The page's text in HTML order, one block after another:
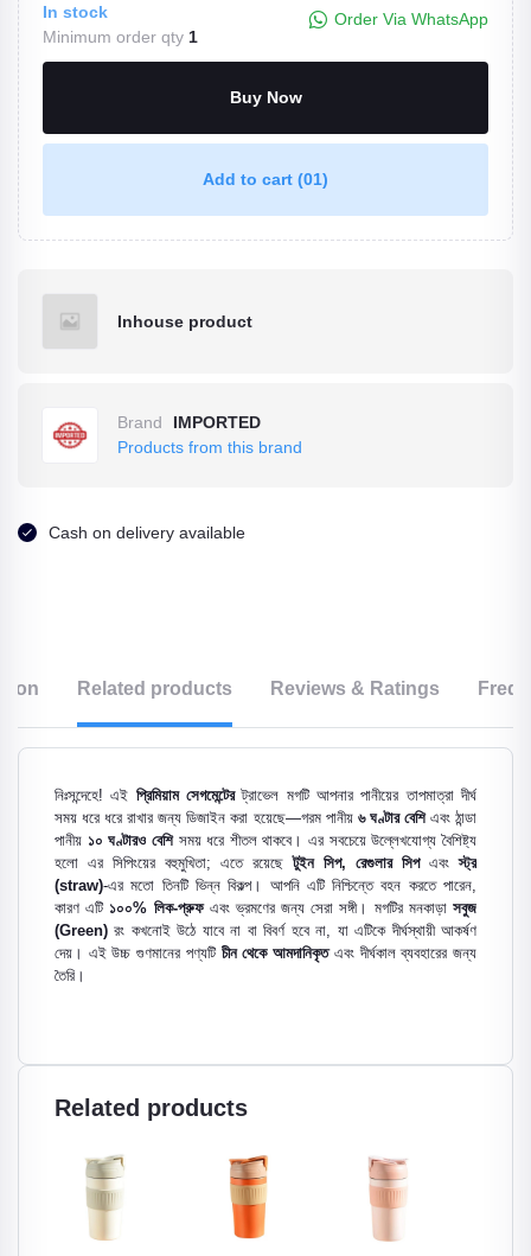
In stock
Minimum order qty 1
Order Via WhatsApp
Buy Now
Add to cart (01)
Inhouse product
Brand
IMPORTED
Products from this brand
Cash on delivery available
Related products Reviews & Ratings
নিঃসন্দেহে! এই প্রিমিয়াম সেগমেন্টেরট্রাভেল মগটি আপনার পানীয়ের তাপমাত্রা দীর্ঘ
সময় ধরে ধরে রাখার জন্য ডিজাইন করা হয়েছে—গরম পানীয় ৬ ঘণ্টার বেশিএবং ঠান্ডা
পানীয় ১০ ঘণ্টারও বেশিসময় ধরে শীতল থাকবে। এর সবচেয়ে উল্লেখযোগ্য বৈশিষ্ট্য
হলো এর সিপিংয়ের বহুমুখিতা; এতে রয়েছেটুইন সিপ, রেগুলার সিপএবংস্ট্র
(straw)-এর মতো তিনটি ভিন্ন বিকল্প। আপনি এটি নিশ্চিন্তে বহন করতে পারেন,
কারণ এটি ১০০% লিক-প্রুফএবং ভ্রমণের জন্য সেরা সঙ্গী। মগটির মনকাড়াসবুজ
(Green) রং কখনোই উঠে যাবে না বা বিবর্ণ হবে না, যা এটিকে দীর্ঘস্থায়ী আকর্ষণ
দেয়। এই উচ্চ গুণমানের পণ্যটি চীন থেকে আমদানিকৃতএবং দীর্ঘকাল ব্যবহারের জন্য
তৈরি।
Related products